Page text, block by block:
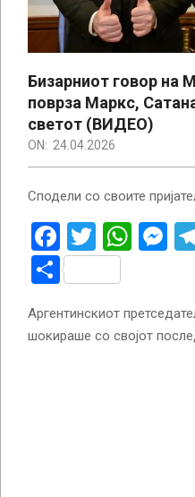
Бизарниот говор на
поврза Маркс,
светот (ВИДЕО)
ON: 24.04.2026
Сподели со своите
Facebook
Twitter
Share
Аргентинскиот
шокираше со својот